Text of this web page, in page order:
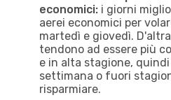
economici: i giorni
aerei economici per
martedì e giovedì.
tendono ad essere più
e in alta stagione,
settimana o fuori
risparmiare.